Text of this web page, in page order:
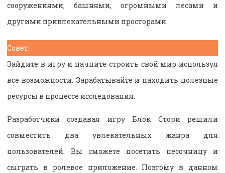
сооружениями, башнями, огромными лесами и
другими привлекательными просторами.
Совет:
Зайдите в игру и начните строить свой мир используя
все возможности. Зарабатывайте и находить полезные
ресурсы в процессе исследования.
Разработчики создавая игру Блок Стори решили
совместить два увлекательных жанра для
пользователей. Вы сможете посетить песочницу и
сыграть в ролевое приложение. Поэтому в данном